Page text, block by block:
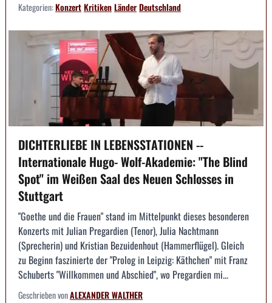
Kategorien:KonzertKritikenLänderDeutschland
DICHTERLIEBE IN LEBENSSTATIONEN --
Internationale Hugo- Wolf-Akademie: "The Blind
Spot" im Weißen Saal des Neuen Schlosses in
Stuttgart
"Goethe und die Frauen" stand im Mittelpunkt dieses besonderen
Konzerts mit Julian Pregardien (Tenor), Julia Nachtmann
(Sprecherin) und Kristian Bezuidenhout (Hammerflügel). Gleich
zu Beginn faszinierte der "Prolog in Leipzig: Käthchen" mit Franz
Schuberts "Willkommen und Abschied", wo Pregardien mi...
Geschrieben vonALEXANDER WALTHER